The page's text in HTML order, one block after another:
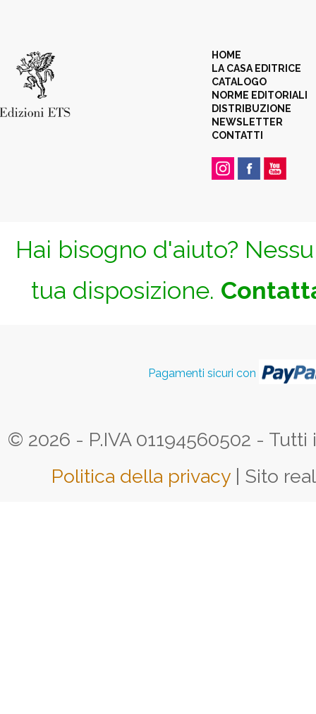
HOME
LA CASA EDITRICE
CATALOGO
NORME EDITORIALI
DISTRIBUZIONE
NEWSLETTER
CONTATTI
Hai bisogno d'aiuto?
tua disposizione.
Pagamenti sicuri con
© 2026 - P.IVA 01194560502 -
Politica della privacy | Sito